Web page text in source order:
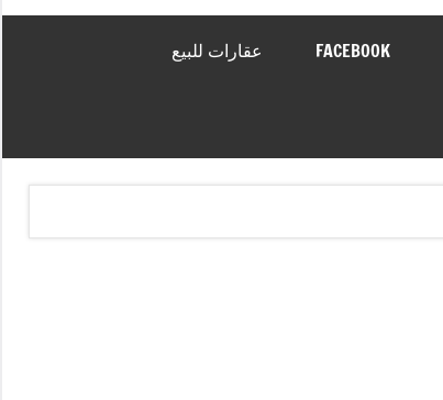
FACEBOOK عقارات للبيع